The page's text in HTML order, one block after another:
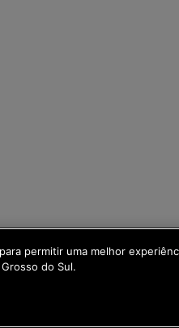
permitir uma melhor
do Sul.